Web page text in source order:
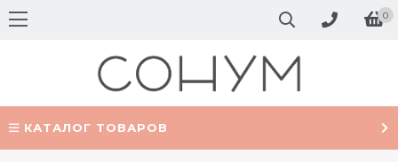
0
КАТАЛОГ ТОВАРОВ